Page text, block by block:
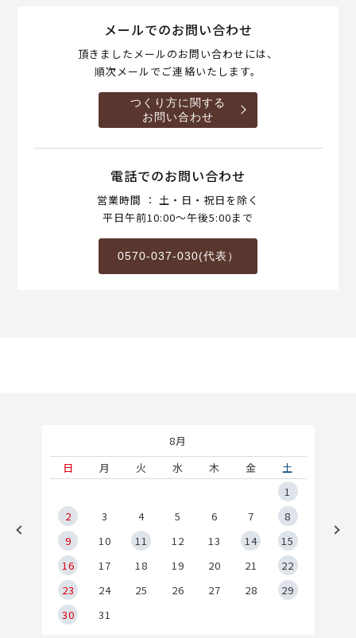
メールでのお問い合わせ
頂きましたメールのお問い合わせには、
順次メールでご連絡いたします。
つくり方に関する
お問い合わせ
電話でのお問い合わせ
営業時間 ： 土・日・祝日を除く
平日午前10:00～午後5:00まで
0570-037-030(代表）
8月
日
月 火 水 木 金
土
1
2
3 4 5 6 7
8
9
10 11 12 13 14
15
16
17 18 19 20 21
22
23
24 25 26 27 28
29
30
31